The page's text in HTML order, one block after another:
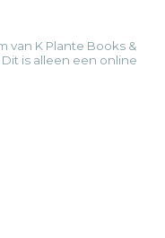
van K Plante Books &
is alleen een online